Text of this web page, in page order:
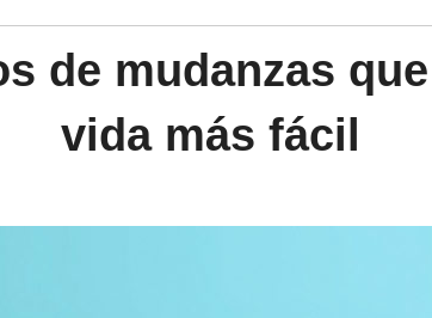
de mudanzas
vida más fácil